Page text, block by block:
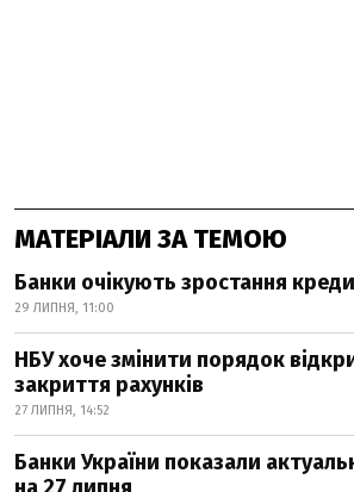
МАТЕРІАЛИ ЗА ТЕМОЮ
Банки очікують зростання
29 ЛИПНЯ, 11:00
НБУ хоче змінити порядок
закриття рахунків
27 ЛИПНЯ, 14:52
Банки України показали